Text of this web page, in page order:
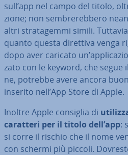
sull’app nel campo del titolo,
zio­ne; non sem­bre­reb­be­ro
altri stra­ta­gem­mi simili.
quanto questa direttiva venga
dopo aver caricato
za­to con le keyword, che segue
ne, potrebbe avere ancora
inserito nell’App Store di Apple.
Inoltre Apple consiglia di
caratteri per il titolo dell’app:
si corre il rischio che il nome
con schermi più piccoli.